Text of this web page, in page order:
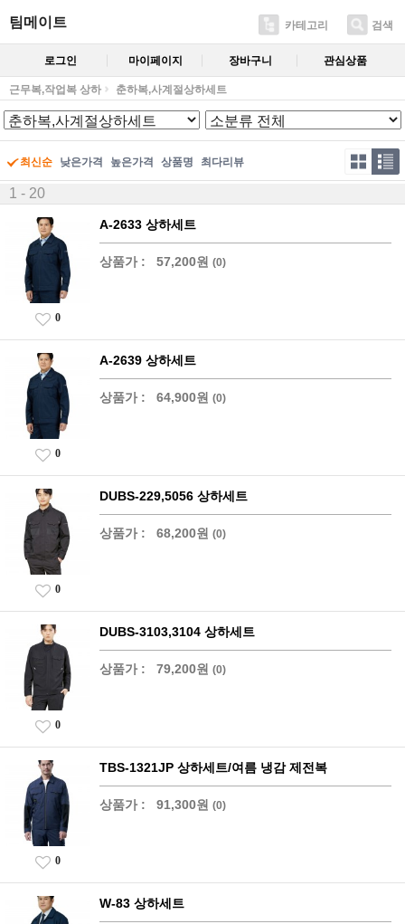
팀메이트 카테고리 검색
로그인 마이페이지 장바구니 관심상품
근무복,작업복 상하 춘하복,사계절상하세트
최신순 낮은가격 높은가격 상품명 최다리뷰
1 - 20
A-2633 상하세트
상품가 : 57,200원 (0)
0
A-2639 상하세트
상품가 : 64,900원 (0)
0
DUBS-229,5056 상하세트
상품가 : 68,200원 (0)
0
DUBS-3103,3104 상하세트
상품가 : 79,200원 (0)
0
TBS-1321JP 상하세트/여름 냉감 제전복
상품가 : 91,300원 (0)
0
W-83 상하세트